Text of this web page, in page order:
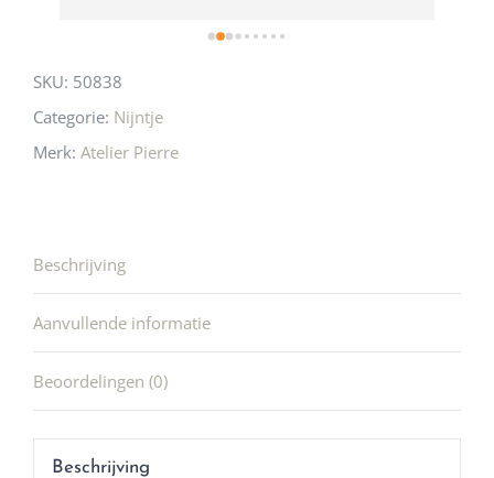
SKU: 50838
Categorie: Nijntje
Merk: Atelier Pierre
Beschrijving
Aanvullende informatie
Beoordelingen (0)
Beschrijving